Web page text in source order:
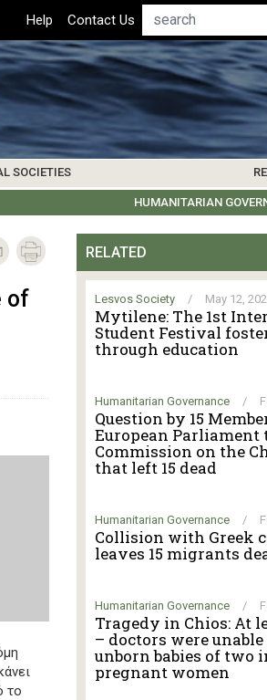
Top
Header
Menu
Help Contact Us Search
HUMANITARIAN
SOCIETIES
LEROS SOCIETY
BIBLIOGRAPHY
of
το
RELATED
Lesvos Society / May 12,
Mytilene: The 1st
Student Festival
through education
Humanitarian Governance /
Question by 15
European Parliament
Commission on the
that left 15 dead
Humanitarian Governance /
Collision with Greek
leaves 15 migrants
Humanitarian Governance /
Tragedy in Chios: At
– doctors were
unborn babies of two
pregnant women